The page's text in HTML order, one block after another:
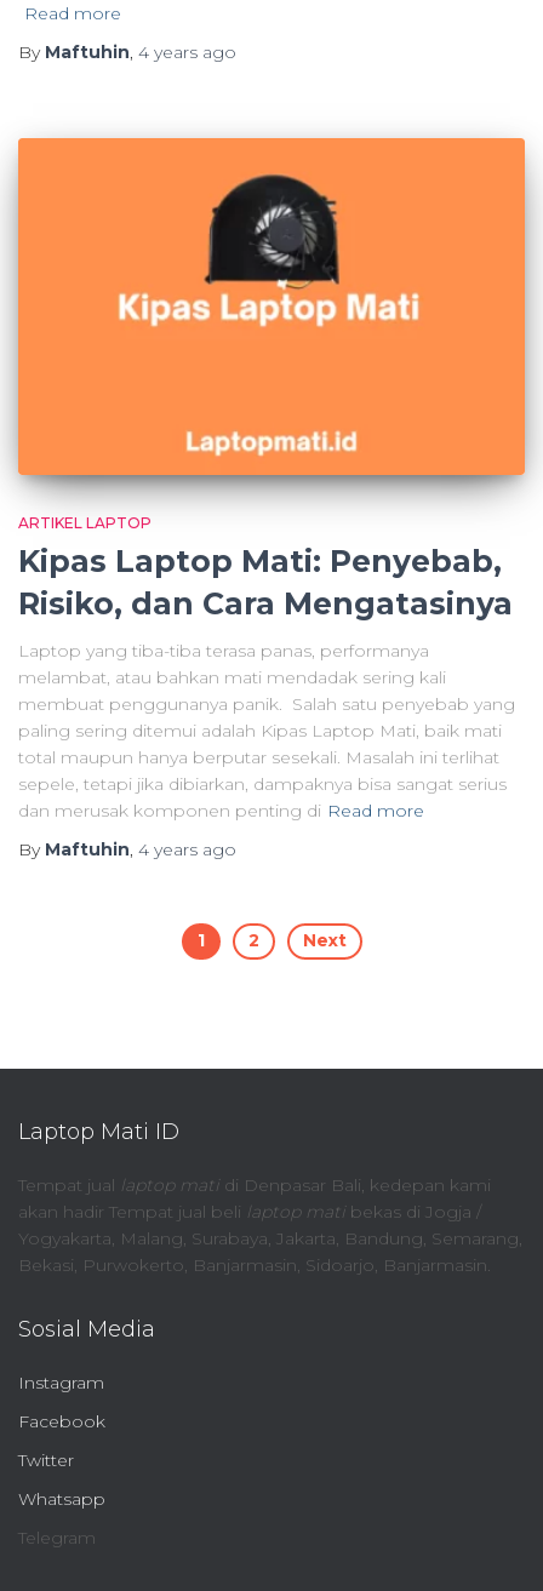
Read more
By Maftuhin, 4 years ago
ARTIKEL LAPTOP
Kipas Laptop Mati: Penyebab,
Risiko, dan Cara Mengatasinya
Laptop yang tiba-tiba terasa panas, performanya
melambat, atau bahkan mati mendadak sering kali
membuat penggunanya panik. Salah satu penyebab yang
paling sering ditemui adalah Kipas Laptop Mati, baik mati
total maupun hanya berputar sesekali. Masalah ini terlihat
sepele, tetapi jika dibiarkan, dampaknya bisa sangat serius
dan merusak komponen penting di Read more
By Maftuhin, 4 years ago
1 2 Next
Laptop Mati ID
Tempat jual laptop matidi Denpasar Bali, kedepan kami
akan hadir Tempat jual beli laptop matibekas di Jogja /
Yogyakarta, Malang, Surabaya, Jakarta, Bandung, Semarang,
Bekasi, Purwokerto, Banjarmasin, Sidoarjo, Banjarmasin.
Sosial Media
Instagram
Facebook
Twitter
Whatsapp
Telegram